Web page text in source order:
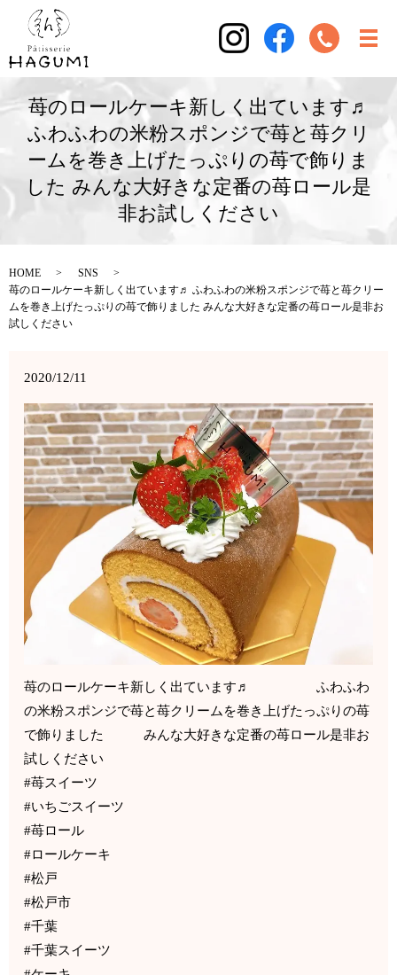
苺のロールケーキ新しく出ています♬
ふわふわの米粉スポンジで苺と苺クリ
ームを巻き上げたっぷりの苺で飾りま
した みんな大好きな定番の苺ロール是
非お試しください
HOME
SNS
苺のロールケーキ新しく出ています♬ ふわふわの米粉スポンジで苺と苺クリー
ムを巻き上げたっぷりの苺で飾りました みんな大好きな定番の苺ロール是非お
試しください
2020/12/11
苺のロールケーキ新しく出ています♬ ふわふわ
の米粉スポンジで苺と苺クリームを巻き上げたっぷりの苺
で飾りました みんな大好きな定番の苺ロール是非お
試しください
#苺スイーツ
#いちごスイーツ
#苺ロール
#ロールケーキ
#松戸
#松戸市
#千葉
#千葉スイーツ